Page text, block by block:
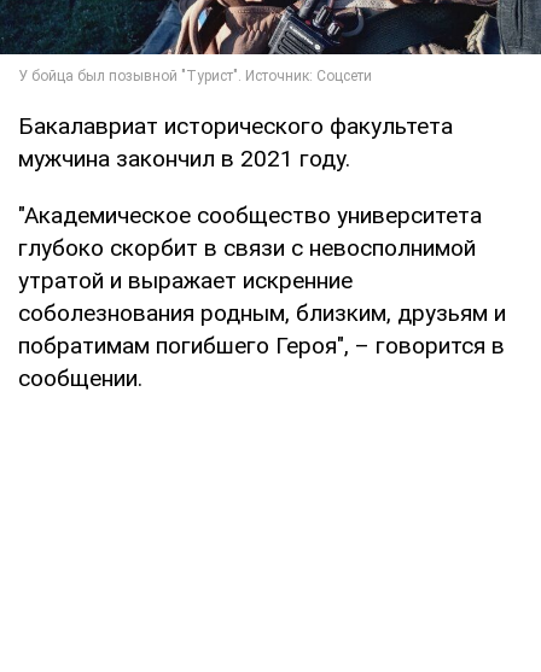
Бакалавриат исторического факультета
мужчина закончил в 2021 году.
"Академическое сообщество университета
глубоко скорбит в связи с невосполнимой
утратой и выражает искренние
соболезнования родным, близким, друзьям и
побратимам погибшего Героя", – говорится в
сообщении.